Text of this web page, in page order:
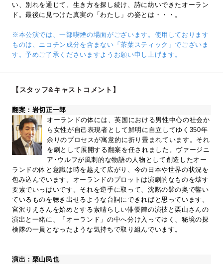
い、別れを通じて、生き方を探し続け、詩に紡いできたオーラン
ド。最後に見つけた真実の「わたし」の姿とは・・・。
※本公演では、一部喫煙の場面がございます。使用しております
ものは、ニコチン成分を含まない「茶葉スティック」でございま
す。予めご了承くださいますようお願い申し上げます。
【スタッフ&キャストコメント】
翻案：岩切正一郎
オーランドの体には、英国における男性中心の社会か
ら女性が自己表現者として鮮明に自立してゆく350年
余りのプロセスが寓意的に折り畳まれています。それ
を劇として展開する翻案を任されました。ヴァージニ
ア･ウルフが風刺的な物語の人物として創造したオー
ランドの体と意識は時を越えて広がり、今の日本や世界の状況を
包み込んでいます。オーランドのプロットは演劇的なものを壊す
要素でいっぱいです。それを逆手に取って、沈黙の襞の奥で響い
ているものを聴き出せるような台詞にできればと思っています。
宮沢りえさんを始めとする素晴らしい俳優陣の演技と栗山さんの
演出と一緒に、「オーランド」の中へ分け入ってゆく、秘境の探
検隊の一員となったような気持ちで取り組んでいます。
演出：栗山民也